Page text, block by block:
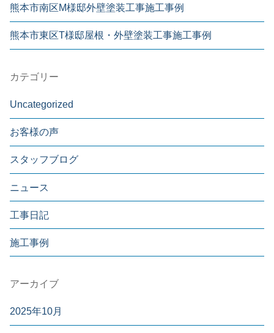
熊本市南区M様邸外壁塗装工事施工事例
熊本市東区T様邸屋根・外壁塗装工事施工事例
カテゴリー
Uncategorized
お客様の声
スタッフブログ
ニュース
工事日記
施工事例
アーカイブ
2025年10月